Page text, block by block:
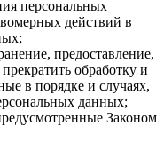
персональных
действий в
предоставление,
обработку и
в порядке и случаях,
данных;
Законом